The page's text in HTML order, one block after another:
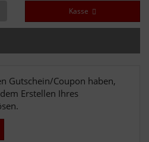
Kasse
Gutschein/Coupon haben,
Erstellen Ihres